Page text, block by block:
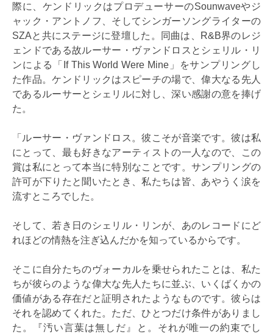
際に、ケンドリックはプロデューサーのSounwaveやジ
ャック・アントノフ、そしてシンガーソングライターの
SZAと共にステージに登壇した。同曲は、R&B界のレジ
ェンドである故ルーサー・ヴァンドロスとシェリル・リ
ンによる「If This World Were Mine」をサンプリングし
た作品。ケンドリックはスピーチの場で、偉大なる先人
であるルーサーとシェリルに対し、深い感謝の意を捧げ
た。
「ルーサー・ヴァンドロス。彼こそが音楽です。彼は私
にとって、最も好きなアーティストの一人なので、この
賞は私にとって本当に特別なことです。サンプリングの
許可が下りたと聞いたとき、私たちは皆、あやうく涙を
流すところでした。
そして、若き日のシェリル・リンが、あのレコードにど
れほどの情熱を注ぎ込んだかを知っているからです。
そこに自分たちのヴォーカルを乗せられたことは、私た
ちが彼らのような偉大な先人たちに並ぶ、いくばくかの
価値がある存在だと証明されたようなものです。彼らは
それを認めてくれた。ただ、ひとつだけ条件がありまし
た。『汚い言葉は無しだ』と。それが唯一の約束でし